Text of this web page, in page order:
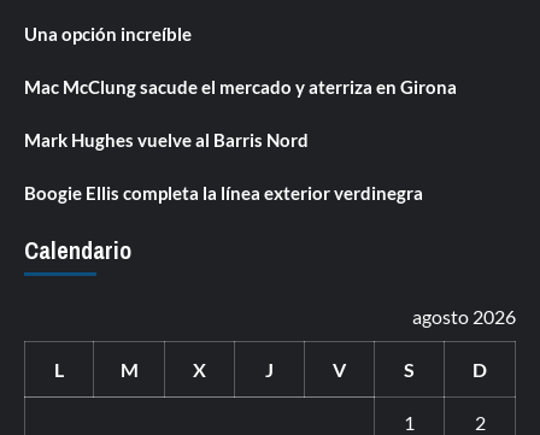
Una opción increíble
Mac McClung sacude el mercado y aterriza en Girona
Mark Hughes vuelve al Barris Nord
Boogie Ellis completa la línea exterior verdinegra
Calendario
agosto 2026
L M X J V S D
1 2